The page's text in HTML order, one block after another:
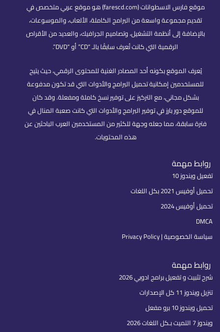
موقع فارس الاسطوانات (farescd.com) هو موقع عربي متخصص في
تقديم مجموعة واسعة من البرامج الكاملة، الألعاب، والموسوعات،
بالإضافة إلى أنظمة التشغيل، وتصاميم الجرافيك، والعديد من الأقراص
الرقمية التي كانت تُعرف سابقًا بالـ “CD” أو “DVD”.
يُعرف الموقع بكونه أحد المصادر الغنية للمحتوى الرقمي، حيث يتيح
للمستخدمين إمكانية تحميل البرامج والأدوات التي قد تكون مدفوعة
بشكل مجاني، مع التركيز على توفير نسخ كاملة ومفعلة. وقد كان
للموقع دور بارز في توفير البرامج والأدوات التي كانت صعبة المنال في
فترة سابقة، مما جعله وجهة للكثير من المستخدمين العرب الباحثين عن
هذه المحتويات.
روابط مهمة
تفعيل ويندوز 10
تحميل أوفيس 2021 بكل اللغات
تحميل أوفيس 2024
DMCA
سياسة الخصوصية | Privacy Policy
روابط مهمة
شرح تثبيت و تفعيل برامج ادوبي 2026
تنزيل ويندوز 11 كل الإصدارات
تحميل ويندوز 10 برو مفعل
ويندوز 7 التميت بـكل اللغات 2026